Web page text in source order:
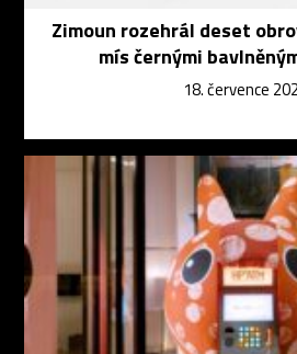
Zimoun rozehrál deset
mís černými
18. července